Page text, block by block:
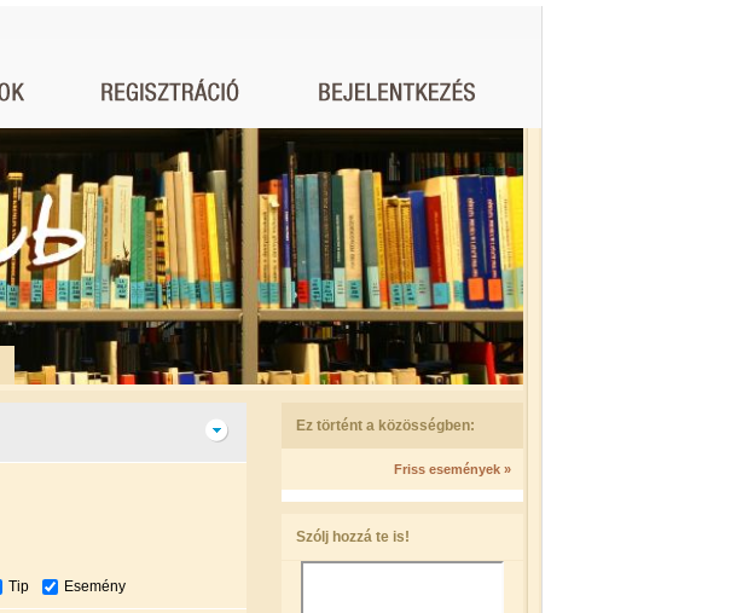
Tip Esemény
Ez történt a közösségben:
Friss események »
Szólj hozzá te is!